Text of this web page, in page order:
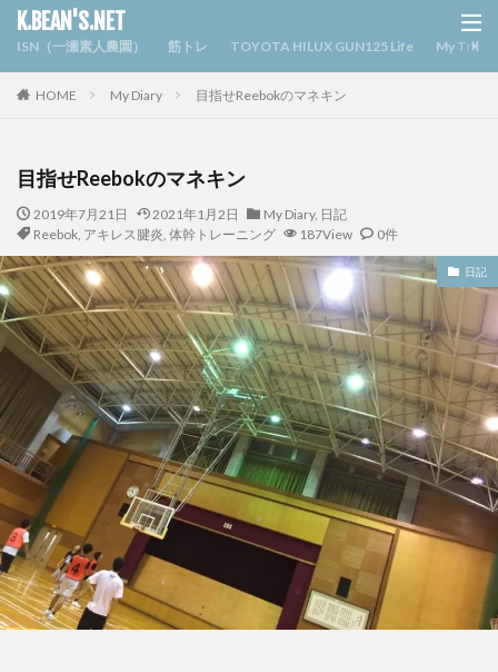
K.BEAN'S.NET
ISN（一瀬素人農園） 筋トレ TOYOTA HILUX GUN125 Life My Trivia
HOME My Diary 目指せReebokのマネキン
目指せReebokのマネキン
2019年7月21日 2021年1月2日 My Diary, 日記
Reebok, アキレス腱炎, 体幹トレーニング 187View 0件
日記